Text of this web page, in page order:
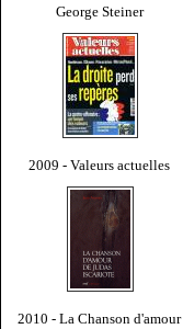
George Steiner
2009 - Valeurs actuelles
2010 - La Chanson d'amour